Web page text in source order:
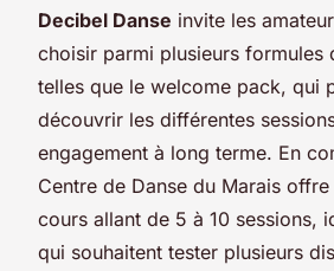
Decibel Danse invite les
choisir parmi plusieurs formules
telles que le welcome pack, qui
découvrir les différentes
engagement à long terme. En
Centre de Danse du Marais
cours allant de 5 à 10 sessions,
qui souhaitent tester plusieurs